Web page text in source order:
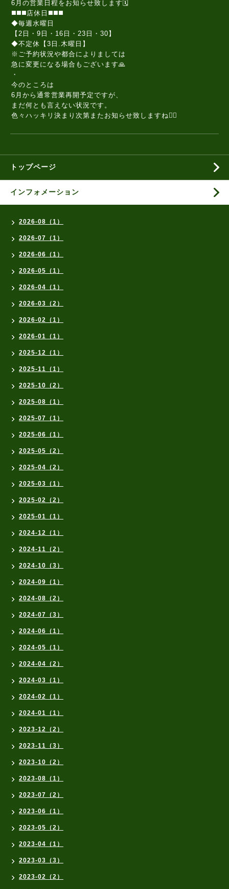
6月の営業日程をお知らせ致します🗓️
◼️◼️◼️店休日◼️◼️◼️
◆毎週水曜日
【2日・9日・16日・23日・30】
◆不定休【3日.木曜日】
※ご予約状況や都合によりましては
急に変更になる場合もございます🙏
・
今のところは
6月から通常営業再開予定ですが、
まだ何とも言えない状況です。
色々ハッキリ決まり次第またお知らせ致しますね 🙇‍♂️
トップページ
インフォメーション
2026-08（1）
2026-07（1）
2026-06（1）
2026-05（1）
2026-04（1）
2026-03（2）
2026-02（1）
2026-01（1）
2025-12（1）
2025-11（1）
2025-10（2）
2025-08（1）
2025-07（1）
2025-06（1）
2025-05（2）
2025-04（2）
2025-03（1）
2025-02（2）
2025-01（1）
2024-12（1）
2024-11（2）
2024-10（3）
2024-09（1）
2024-08（2）
2024-07（3）
2024-06（1）
2024-05（1）
2024-04（2）
2024-03（1）
2024-02（1）
2024-01（1）
2023-12（2）
2023-11（3）
2023-10（2）
2023-08（1）
2023-07（2）
2023-06（1）
2023-05（2）
2023-04（1）
2023-03（3）
2023-02（2）